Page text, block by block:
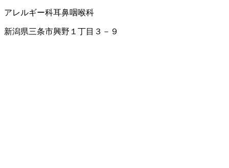
アレルギー科耳鼻咽喉科
新潟県三条市興野１丁目３－９